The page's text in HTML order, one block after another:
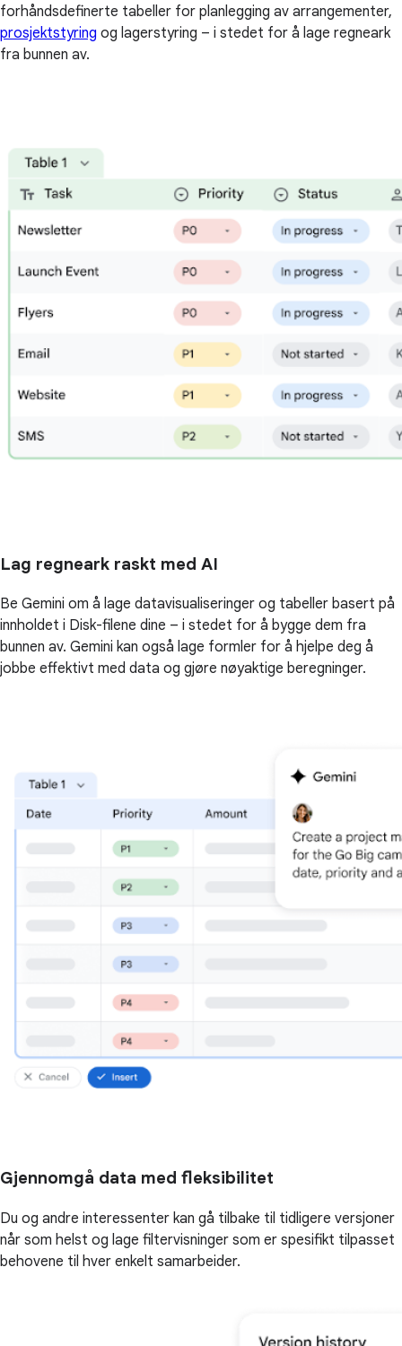
forhåndsdefinerte tabeller for planlegging av arrangementer,
prosjektstyring og lagerstyring – i stedet for å lage regneark
fra bunnen av.
Lag regneark raskt med AI
Be Gemini om å lage datavisualiseringer og tabeller basert på
innholdet i Disk-filene dine – i stedet for å bygge dem fra
bunnen av. Gemini kan også lage formler for å hjelpe deg å
jobbe effektivt med data og gjøre nøyaktige beregninger.
Gjennomgå data med fleksibilitet
Du og andre interessenter kan gå tilbake til tidligere versjoner
når som helst og lage filtervisninger som er spesifikt tilpasset
behovene til hver enkelt samarbeider.